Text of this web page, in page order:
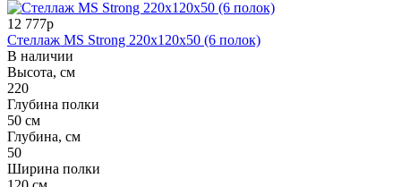
12 777р
Стеллаж MS Strong 220x120x50 (6 полок)
В наличии
Высота, см
220
Глубина полки
50 см
Глубина, см
50
Ширина полки